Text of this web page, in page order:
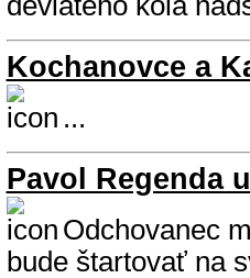
Kochanovce a
...
Pavol Regenda
Odchovanec
bude štartovať na